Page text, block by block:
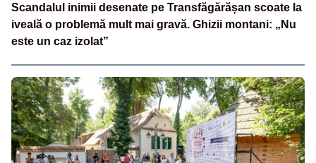
Scandalul inimii desenate pe Transfăgărășan scoate la
iveală o problemă mult mai gravă. Ghizii montani: „Nu
este un caz izolat”